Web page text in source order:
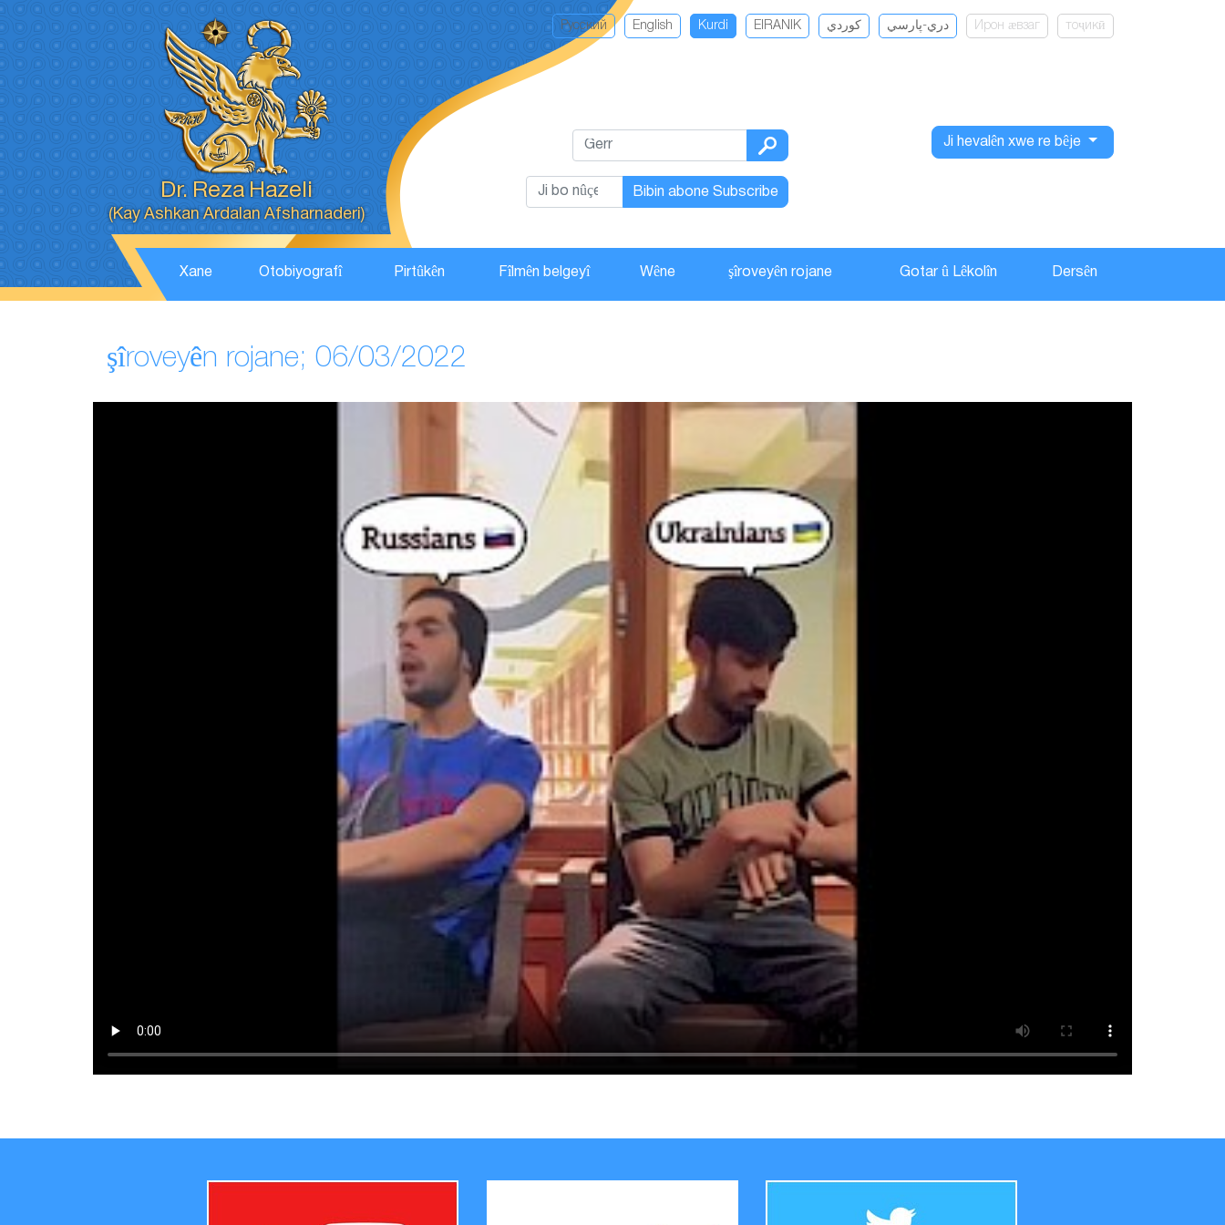
Dr. Reza Hazeli
(Kay Ashkan Ardalan Afsharnaderi)
Русский English Kurdi EIRANIK كوردي دري-پارسي Ирон ӕвзаг тоҷикӣ
Bibin abone Subscribe
Ji hevalên xwe re bêje
Xane Otobiyografî Pirtûkên Fîlmên belgeyî Wêne şîroveyên rojane Gotar û Lêkolîn Dersên
şîroveyên rojane; 06/03/2022